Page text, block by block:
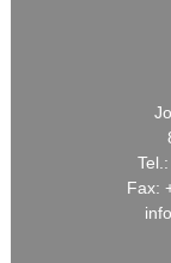
Fax: